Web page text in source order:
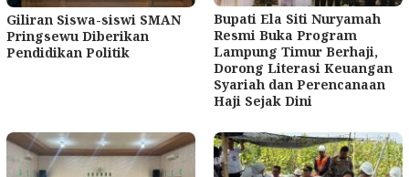
Giliran Siswa-siswi SMAN
Pringsewu Diberikan
Pendidikan Politik
Bupati Ela Siti Nuryamah
Resmi Buka Program
Lampung Timur Berhaji,
Dorong Literasi Keuangan
Syariah dan Perencanaan
Haji Sejak Dini